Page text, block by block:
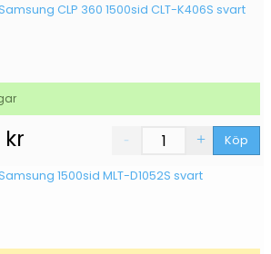
CLP 360 1500sid CLT-K406S svart
kr Köp
1500sid MLT-D1052S svart